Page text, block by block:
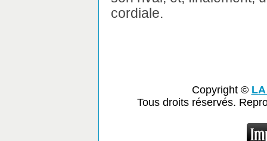
cordiale.
Copyright ©
Tous droits réservés.